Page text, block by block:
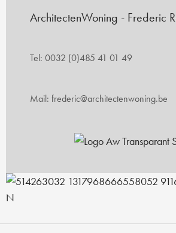
ArchitectenWoning - Frederic
Tel: 0032 (0)485 41 01 49
Mail: frederic@architectenwoning.be